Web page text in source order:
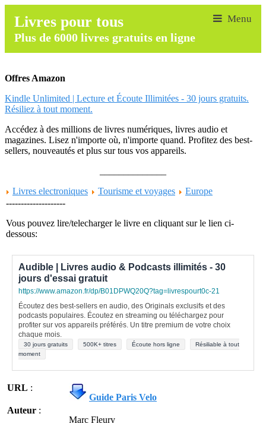
Livres pour tous
Plus de 6000 livres gratuits en ligne
Offres Amazon
Kindle Unlimited | Lecture et Écoute Illimitées - 30 jours gratuits.
Résiliez à tout moment.
Accédez à des millions de livres numériques, livres audio et
magazines. Lisez n'importe où, n'importe quand. Profitez des best-
sellers, nouveautés et plus sur tous vos appareils.
Livres electroniques
Tourisme et voyages
Europe
--------------------
Vous pouvez lire/telecharger le livre en cliquant sur le lien ci-
dessous:
Audible | Livres audio & Podcasts illimités - 30
jours d'essai gratuit
https://www.amazon.fr/dp/B01DPWQ20Q?tag=livrespourt0c-21
Écoutez des best-sellers en audio, des Originals exclusifs et des
podcasts populaires. Écoutez en streaming ou téléchargez pour
profiter sur vos appareils préférés. Un titre premium de votre choix
chaque mois.
30 jours gratuits 500K+ titres Écoute hors ligne
Résiliable à tout
moment
URL :
Guide Paris Velo
Auteur :
Marc Fleury